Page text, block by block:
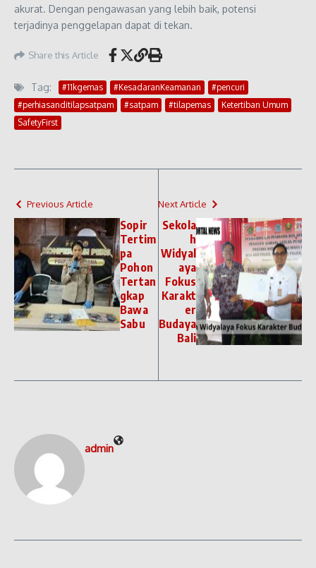
akurat. Dengan pengawasan yang lebih baik, potensi
terjadinya penggelapan dapat di tekan.
Share this Article
Tag: #11kgemas #KesadaranKeamanan
#pencuri
#perhiasanditilapsatpam
#satpam #tilapemas
Ketertiban Umum
SafetyFirst
Previous Article
Sopir
Tertim
pa
Pohon
Tertan
gkap
Bawa
Sabu
Next Article
Sekola
h
Widyal
aya
Fokus
Karakt
er
Budaya
Bali
admin